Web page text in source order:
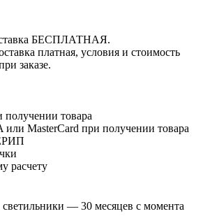
БЕСПЛАТНАЯ.
платная, условия и стоимость
заказе.
товара
или MasterCard при получении товара
расчету
— 30 месяцев с момента